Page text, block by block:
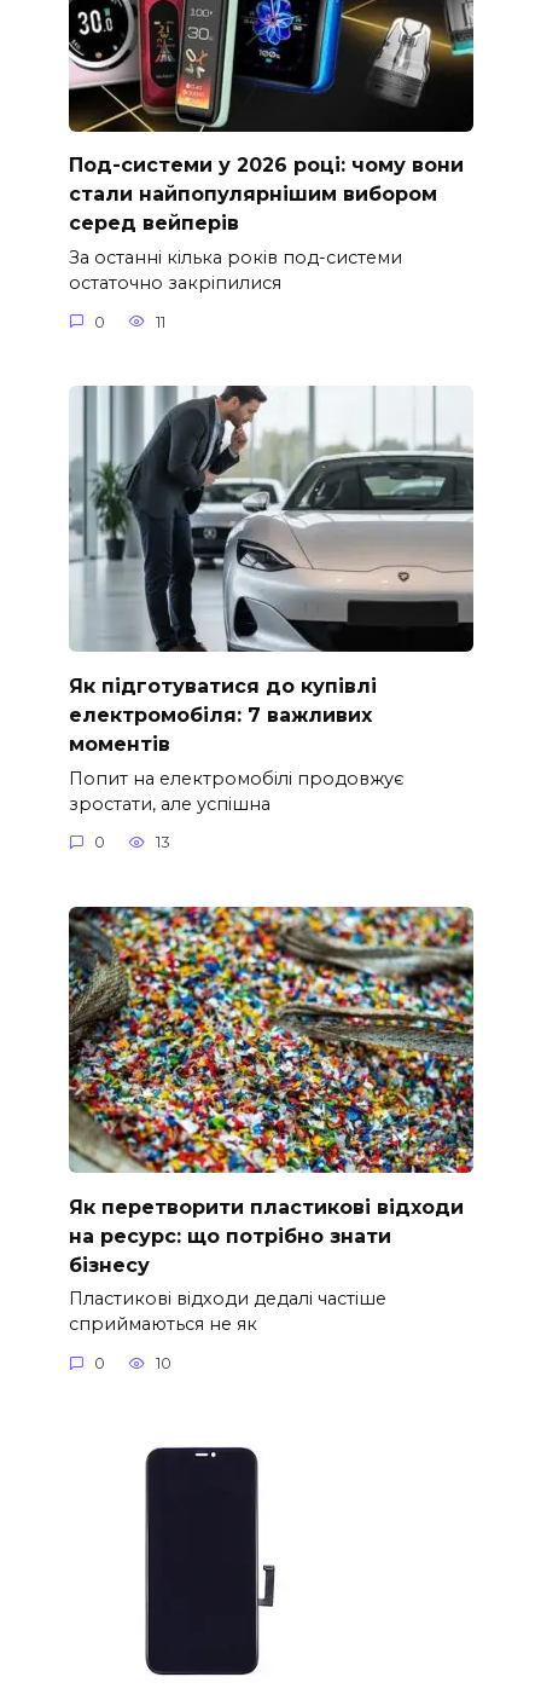
Под-системи у 2026 році: чому вони
стали найпопулярнішим вибором
серед вейперів
За останні кілька років под-системи
остаточно закріпилися
0 11
Як підготуватися до купівлі
електромобіля: 7 важливих
моментів
Попит на електромобілі продовжує
зростати, але успішна
0 13
Як перетворити пластикові відходи
на ресурс: що потрібно знати
бізнесу
Пластикові відходи дедалі частіше
сприймаються не як
0 10